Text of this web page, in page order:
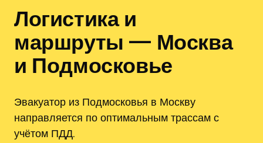
Логистика и
маршруты — Москва
и Подмосковье
Эвакуатор из Подмосковья в Москву
направляется по оптимальным трассам с
учётом ПДД.